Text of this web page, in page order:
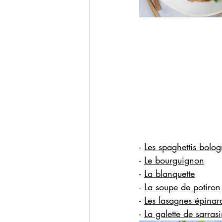
- Les spaghettis
- Le bourguignon
- La blanquette
- La soupe de potiron
- Les lasagnes
- La galette de